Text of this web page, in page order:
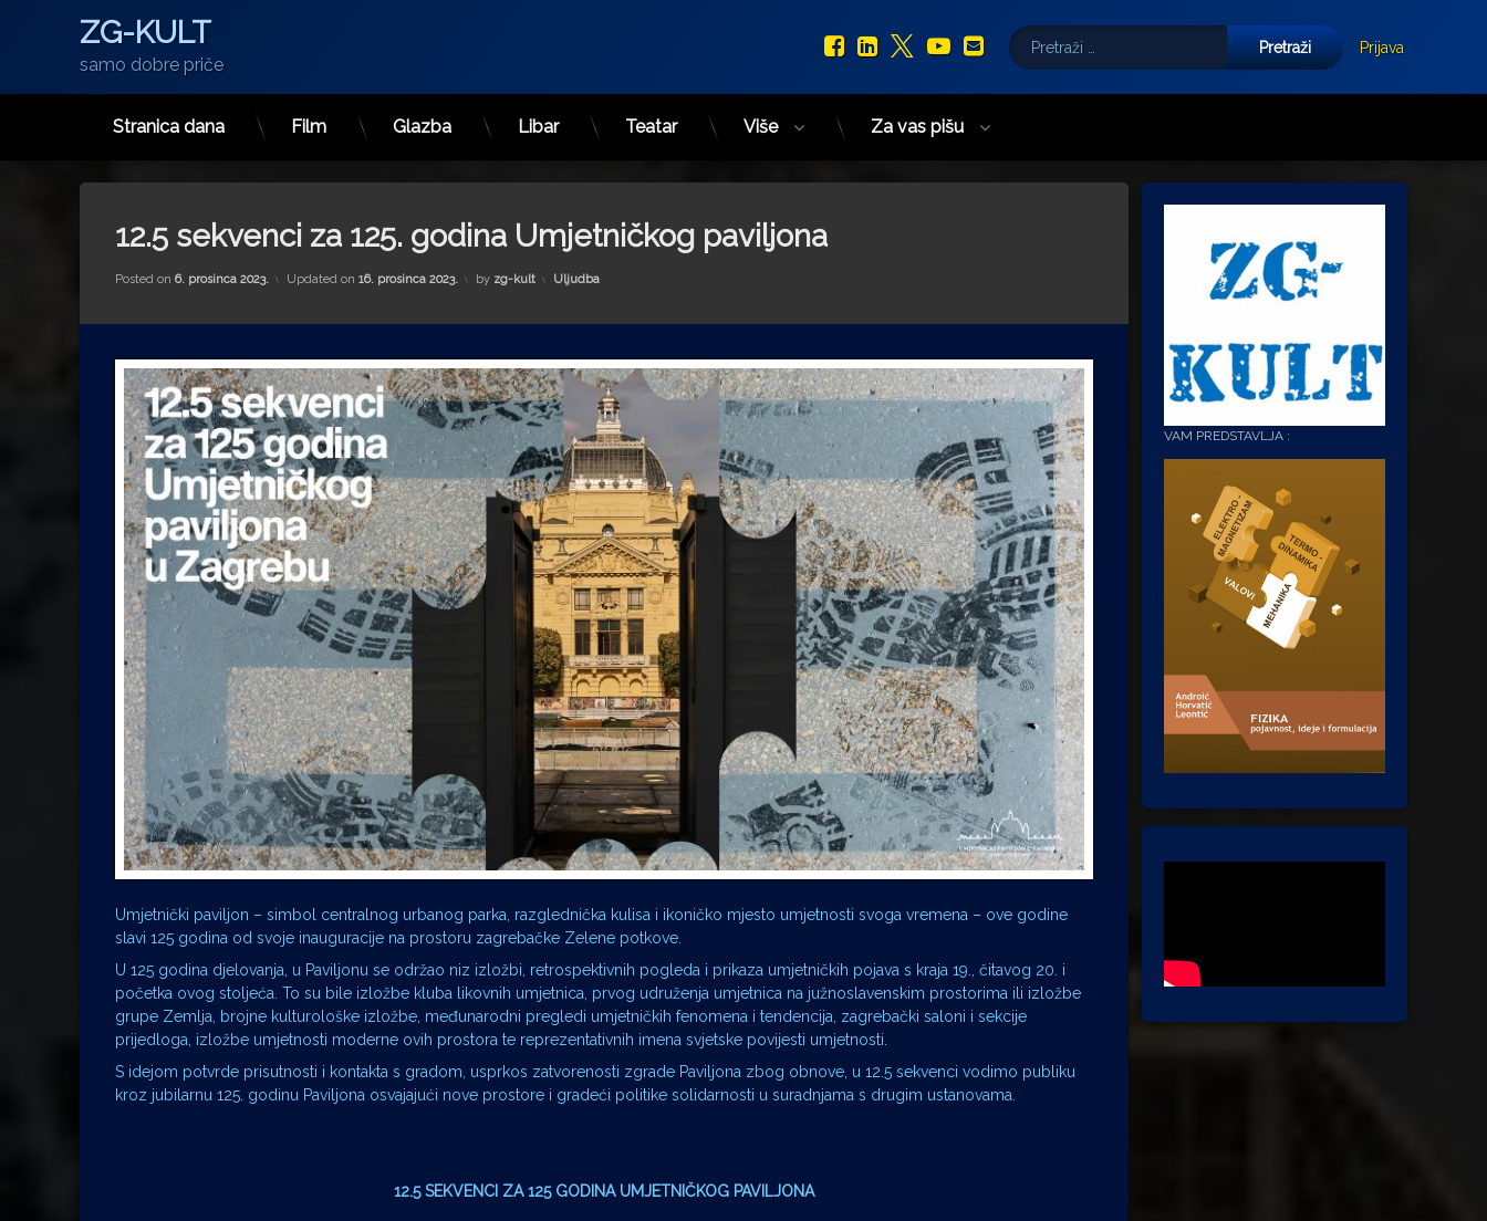
ZG-KULT
samo dobre priče
Facebook
LinkedIn
X.com
YouTube
E-mail
Pretraži:
Prijava
Stranica dana Film Glazba Libar Teatar Više Za vas pišu
12.5 sekvenci za 125. godina Umjetničkog paviljona
Posted on 6. prosinca 2023. Updated on 16. prosinca 2023. by zg-kult Kategorije:
Uljudba
Umjetnički paviljon – simbol centralnog urbanog parka, razglednička kulisa i ikoničko mjesto umjetnosti svoga vremena – ove godine
slavi 125 godina od svoje inauguracije na prostoru zagrebačke Zelene potkove.
U 125 godina djelovanja, u Paviljonu se održao niz izložbi, retrospektivnih pogleda i prikaza umjetničkih pojava s kraja 19., čitavog 20. i
početka ovog stoljeća. To su bile izložbe kluba likovnih umjetnica, prvog udruženja umjetnica na južnoslavenskim prostorima ili izložbe
grupe Zemlja, brojne kulturološke izložbe, međunarodni pregledi umjetničkih fenomena i tendencija, zagrebački saloni i sekcije
prijedloga, izložbe umjetnosti moderne ovih prostora te reprezentativnih imena svjetske povijesti umjetnosti.
S idejom potvrde prisutnosti i kontakta s gradom, usprkos zatvorenosti zgrade Paviljona zbog obnove, u 12.5 sekvenci vodimo publiku
kroz jubilarnu 125. godinu Paviljona osvajajući nove prostore i gradeći politike solidarnosti u suradnjama s drugim ustanovama.
12.5 SEKVENCI ZA 125 GODINA UMJETNIČKOG PAVILJONA
VAM PREDSTAVLJA :